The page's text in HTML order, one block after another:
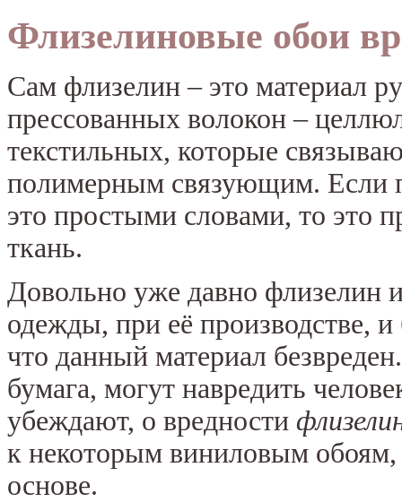
Флизелиновые обои
Сам флизелин – это материал
прессованных волокон –
текстильных, которые
полимерным связующим. Если
это простыми словами, то это
ткань.
Довольно уже давно флизелин
одежды, при её производстве,
что данный материал
бумага, могут навредить
убеждают, о вредности
к некоторым виниловым
основе.